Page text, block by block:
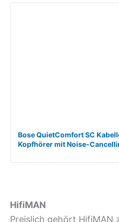
Bose QuietComfort SC
Kopfhörer mit Noise-
HifiMAN
Preislich gehört HifiMAN